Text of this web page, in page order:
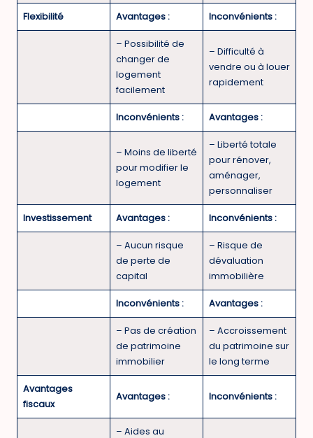
Flexibilité Avantages : Inconvénients :
– Possibilité de
changer de
logement
facilement
– Difficulté à
vendre ou à louer
rapidement
Inconvénients : Avantages :
– Moins de liberté
pour modifier le
logement
– Liberté totale
pour rénover,
aménager,
personnaliser
Investissement Avantages : Inconvénients :
– Aucun risque
de perte de
capital
– Risque de
dévaluation
immobilière
Inconvénients : Avantages :
– Pas de création
de patrimoine
immobilier
– Accroissement
du patrimoine sur
le long terme
Avantages
fiscaux
Avantages : Inconvénients :
– Aides au